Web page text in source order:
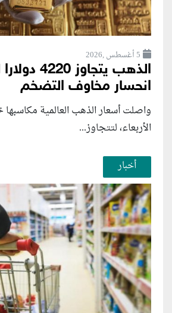
5 أغسطس ,2026
الذهب
انحسار مخاوف التضخم
واصلت أسعار الذهب العالمية مكاسبها
الأربعاء، لتتجاوز...
أخبار